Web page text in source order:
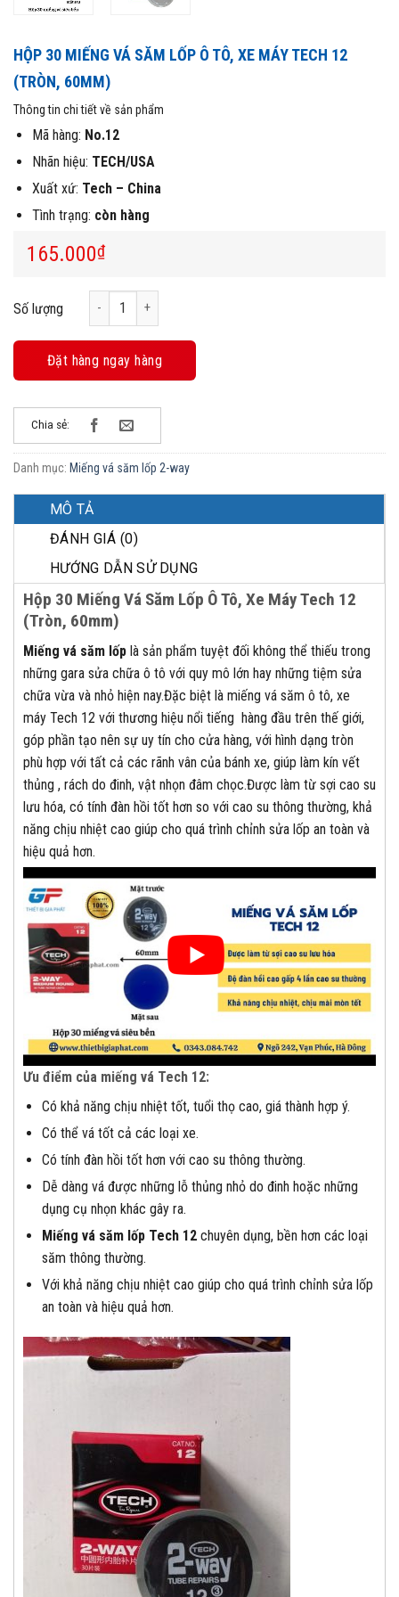
HỘP 30 MIẾNG VÁ SĂM LỐP Ô TÔ, XE MÁY TECH 12
(TRÒN, 60MM)
Thông tin chi tiết về sản phẩm
Mã hàng: No.12
Nhãn hiệu: TECH/USA
Xuất xứ: Tech – China
Tình trạng: còn hàng
165.000₫
Số lượng Hộp 30 Miếng Vá Săm Lốp Ô Tô, Xe Máy Tech 12 (Tròn,
Đặt hàng ngay hàng
Chia sẻ:
Danh mục: Miếng vá săm lốp 2-way
MÔ TẢ
ĐÁNH GIÁ (0)
HƯỚNG DẪN SỬ DỤNG
Hộp 30 Miếng Vá Săm Lốp Ô Tô, Xe Máy Tech 12
(Tròn, 60mm)
Miếng vá săm lốp là sản phẩm tuyệt đối không thể thiếu trong
những gara sửa chữa ô tô với quy mô lớn hay những tiệm sửa
chữa vừa và nhỏ hiện nay.Đặc biệt là miếng vá săm ô tô, xe
máy Tech 12 với thương hiệu nổi tiếng hàng đầu trên thế giới,
góp phần tạo nên sự uy tín cho cửa hàng, với hình dạng tròn
phù hợp với tất cả các rãnh vân của bánh xe, giúp làm kín vết
thủng , rách do đinh, vật nhọn đâm chọc.Được làm từ sợi cao su
lưu hóa, có tính đàn hồi tốt hơn so với cao su thông thường, khả
năng chịu nhiệt cao giúp cho quá trình chỉnh sửa lốp an toàn và
hiệu quả hơn.
Ưu điểm của miếng vá Tech 12:
Có khả năng chịu nhiệt tốt, tuổi thọ cao, giá thành hợp ý.
Có thể vá tốt cả các loại xe.
Có tính đàn hồi tốt hơn với cao su thông thường.
Dễ dàng vá được những lỗ thủng nhỏ do đinh hoặc những
dụng cụ nhọn khác gây ra.
Miếng vá săm lốp Tech 12chuyên dụng, bền hơn các loại
săm thông thường.
Với khả năng chịu nhiệt cao giúp cho quá trình chỉnh sửa lốp
an toàn và hiệu quả hơn.